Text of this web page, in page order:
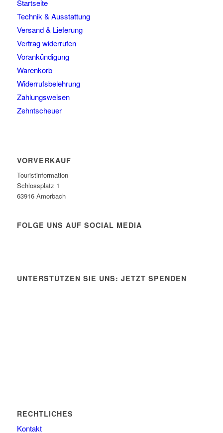
Startseite
Technik & Ausstattung
Versand & Lieferung
Vertrag widerrufen
Vorankündigung
Warenkorb
Widerrufsbelehrung
Zahlungsweisen
Zehntscheuer
VORVERKAUF
Touristinformation
Schlossplatz 1
63916 Amorbach
FOLGE UNS AUF SOCIAL MEDIA
UNTERSTÜTZEN SIE UNS: JETZT SPENDEN
RECHTLICHES
Kontakt